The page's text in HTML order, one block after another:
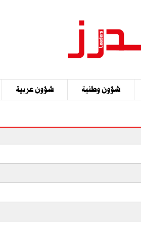
شؤون وطنية شؤون عربية